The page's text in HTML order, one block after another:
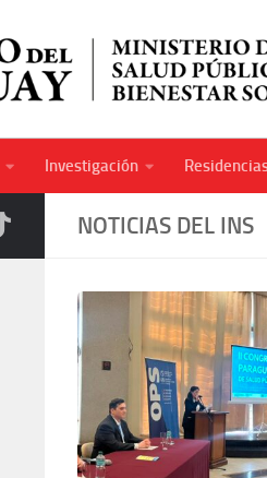
Investigación
NOTICIAS DEL INS